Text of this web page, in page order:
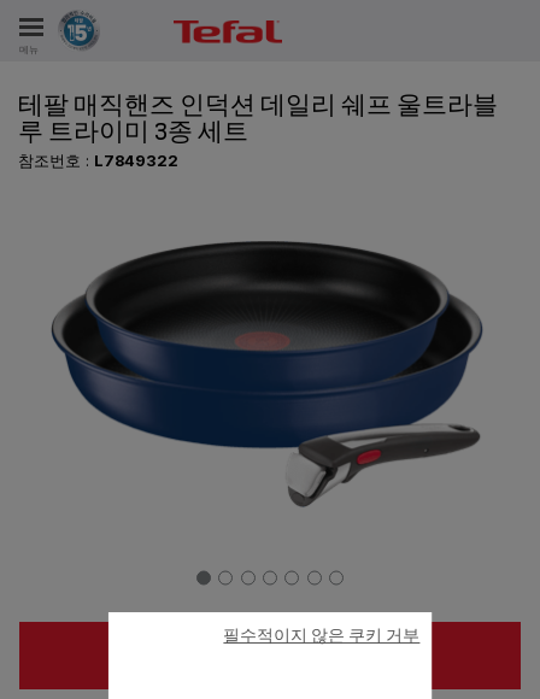
메뉴
테팔 매직핸즈 인덕션 데일리 쉐프 울트라블
루 트라이미 3종 세트
참조번호 : L7849322
구입 장소
필수적이지 않은 쿠키 거부